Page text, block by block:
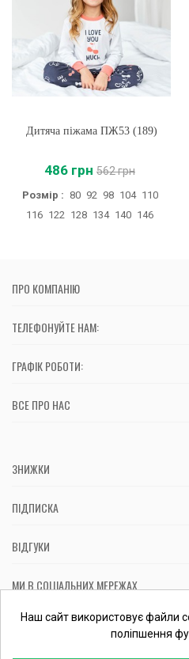
Дитяча піжама ПЖ53 (189)
486 грн 562 грн
Розмір : 80 92 98 104 110
116 122 128 134 140 146
ПРО КОМПАНІЮ
ТЕЛЕФОНУЙТЕ НАМ:
ГРАФІК РОБОТИ:
ВСЕ ПРО НАС
ЗНИЖКИ
ПІДПИСКА
ВІДГУКИ
МИ В СОЦІАЛЬНИХ МЕРЕЖАХ
Вас обслуговує: ФОП Косташ
0000 057597 від
Наш сайт використовує файли
поліпшення